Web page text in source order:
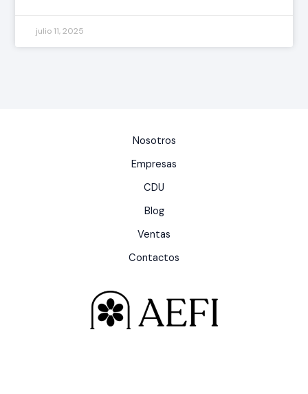
julio 11, 2025
Nosotros
Empresas
CDU
Blog
Ventas
Contactos